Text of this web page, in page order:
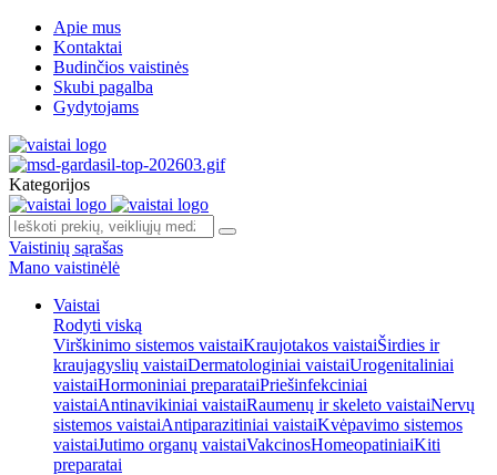
Apie mus
Kontaktai
Budinčios vaistinės
Skubi pagalba
Gydytojams
Kategorijos
Vaistinių sąrašas
Mano vaistinėlė
Vaistai
Rodyti viską
Virškinimo sistemos vaistaiKraujotakos vaistaiŠirdies ir
kraujagyslių vaistaiDermatologiniai vaistaiUrogenitaliniai
vaistaiHormoniniai preparataiPriešinfekciniai
vaistaiAntinavikiniai vaistaiRaumenų ir skeleto vaistaiNervų
sistemos vaistaiAntiparazitiniai vaistaiKvėpavimo sistemos
vaistaiJutimo organų vaistaiVakcinosHomeopatiniaiKiti
preparatai